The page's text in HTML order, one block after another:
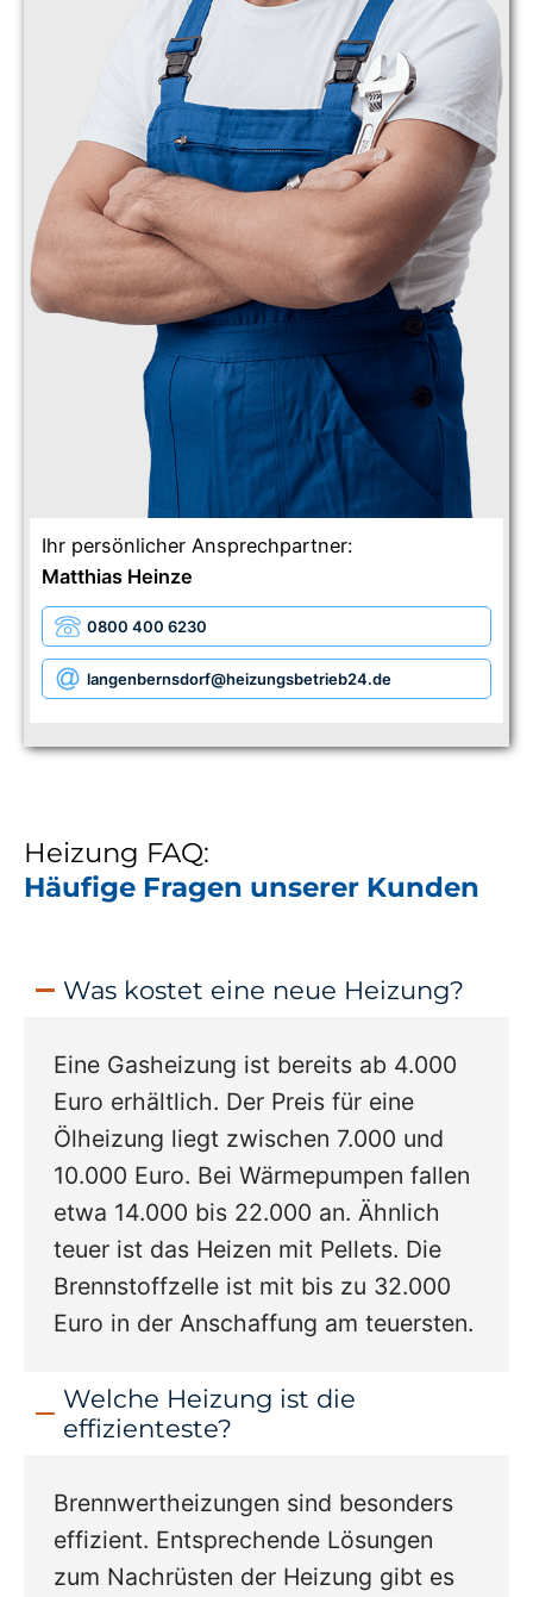
Ihr persönlicher Ansprechpartner:
Matthias Heinze
0800 400 6230
langenbernsdorf@heizungsbetrieb24.de
Heizung FAQ:
Häufige Fragen unserer Kunden
Was kostet eine neue Heizung?
Eine Gasheizung ist bereits ab 4.000
Euro erhältlich. Der Preis für eine
Ölheizung liegt zwischen 7.000 und
10.000 Euro. Bei Wärmepumpen fallen
etwa 14.000 bis 22.000 an. Ähnlich
teuer ist das Heizen mit Pellets. Die
Brennstoffzelle ist mit bis zu 32.000
Euro in der Anschaffung am teuersten.
Welche Heizung ist die
effizienteste?
Brennwertheizungen sind besonders
effizient. Entsprechende Lösungen
zum Nachrüsten der Heizung gibt es